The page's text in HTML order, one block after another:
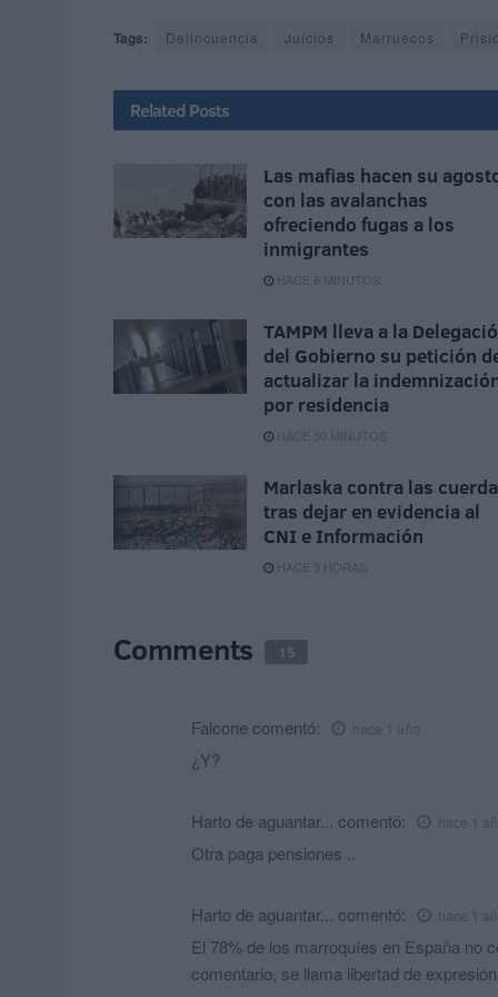
Tags: Delincuencia Juicios Marruecos
Related Posts
Las mafias hacen su
con las avalanchas
ofreciendo fugas a los
inmigrantes
HACE 6 MINUTOS
TAMPM lleva a la
del Gobierno su petición
actualizar la
por residencia
HACE 50 MINUTOS
Marlaska contra las
tras dejar en evidencia al
CNI e Información
HACE 3 HORAS
Comments 15
Falcone comentó: hace 1 año
¿Y?
Harto de aguantar... comentó: hace 1 año
Otra paga pensiones ..
Harto de aguantar... comentó: hace 1 año
El 78% de los marroquíes en España no
comentario, se llama libertad de